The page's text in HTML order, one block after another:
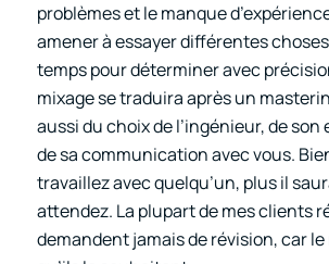
problèmes et le manque
amener à essayer différentes
temps pour déterminer avec
mixage se traduira après un
aussi du choix de l’ingénieur, de
de sa communication avec vous.
travaillez avec quelqu’un, plus il
attendez. La plupart de mes clients
demandent jamais de révision, car